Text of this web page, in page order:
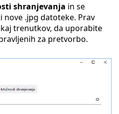
shranjevanja in se
.jpg datoteke. Prav
trenutkov, da uporabite
za pretvorbo.